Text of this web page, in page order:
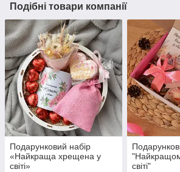
Подібні товари компанії
Подарунковий набір
«Найкраща хрещена у
світі»
світі"